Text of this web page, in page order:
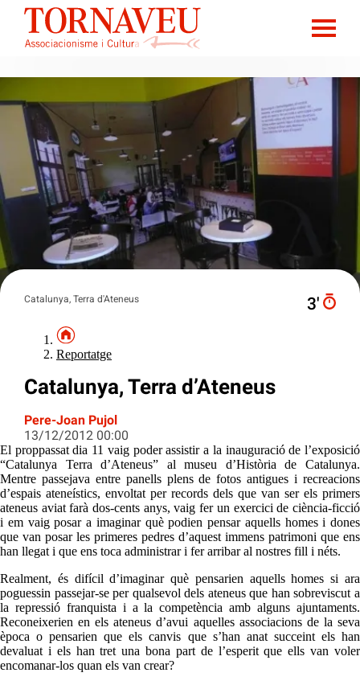
Catalunya, Terra d'Ateneus 3′
Reportatge
Catalunya, Terra d’Ateneus
Pere-Joan Pujol
13/12/2012 00:00
El proppassat dia 11 vaig poder assistir a la inauguració de l’exposició
“Catalunya Terra d’Ateneus” al museu d’Història de Catalunya.
Mentre passejava entre panells plens de fotos antigues i recreacions
d’espais ateneístics, envoltat per records dels que van ser els primers
ateneus aviat farà dos-cents anys, vaig fer un exercici de ciència-ficció
i em vaig posar a imaginar què podien pensar aquells homes i dones
que van posar les primeres pedres d’aquest immens patrimoni que ens
han llegat i que ens toca administrar i fer arribar al nostres fill i néts.
Realment, és difícil d’imaginar què pensarien aquells homes si ara
poguessin passejar-se per qualsevol dels ateneus que han sobreviscut a
la repressió franquista i a la competència amb alguns ajuntaments.
Reconeixerien en els ateneus d’avui aquelles associacions de la seva
època o pensarien que els canvis que s’han anat succeint els han
devaluat i els han tret una bona part de l’esperit que ells van voler
encomanar-los quan els van crear?